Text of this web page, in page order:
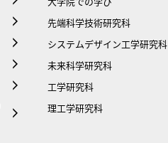
先端科学技術研究科
システムデザイン工学研究科
未来科学研究科
工学研究科
理工学研究科